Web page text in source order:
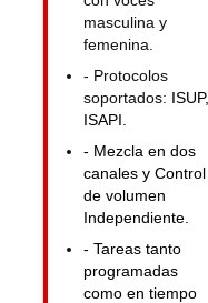
masculina y
femenina.
- Protocolos
soportados: ISUP,
ISAPI.
- Mezcla en dos
canales y Control
de volumen
Independiente.
- Tareas tanto
programadas
como en tiempo